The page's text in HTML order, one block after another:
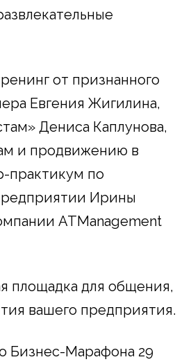
от признанного
Евгения Жигилина,
Дениса Каплунова,
и продвижению в
практикум по
Ирины
ATManagement
площадка для общения,
вашего предприятия.
Бизнес-Марафона 29